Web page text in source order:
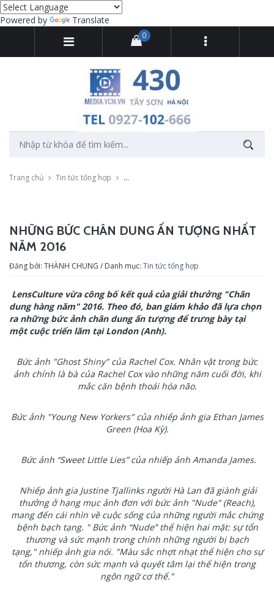
Powered by Translate
0
Trang chủ Tin tức tổng hợp Những bức chân dung ấn tượng nhất năm
NHỮNG BỨC CHÂN DUNG ẤN TƯỢNG NHẤT
NĂM 2016
Đăng bởi: THÀNH CHUNG / Danh mục: Tin tức tổng hợp
LensCulture vừa công bố kết quả của giải thưởng "Chân
dung hàng năm" 2016. Theo đó, ban giám khảo đã lựa chọn
ra những bức ảnh chân dung ấn tượng để trưng bày tại
một cuộc triển lãm tại London (Anh).
Bức ảnh "Ghost Shiny" của Rachel Cox. Nhân vật trong bức
ảnh chính là bà của Rachel Cox vào những năm cuối đời, khi
mắc căn bệnh thoái hóa não.
Bức ảnh "Young New Yorkers" của nhiếp ảnh gia Ethan James
Green (Hoa Kỳ).
Bức ảnh “Sweet Little Lies” của nhiếp ảnh Amanda James.
Nhiếp ảnh gia Justine Tjallinks người Hà Lan đã giành giải
thưởng ở hạng mục ảnh đơn với bức ảnh "Nude" (Reach),
mang đến cái nhìn về cuộc sống của những người mắc chứng
bệnh bạch tạng. " Bức ảnh “Nude” thể hiện hai mặt: sự tổn
thương và sức mạnh trong chính những người bị bạch
tạng," nhiếp ảnh gia nói. "Màu sắc nhợt nhạt thể hiện cho sự
tổn thương, còn sức mạnh và quyết tâm lại thể hiện trong
ngôn ngữ cơ thể."